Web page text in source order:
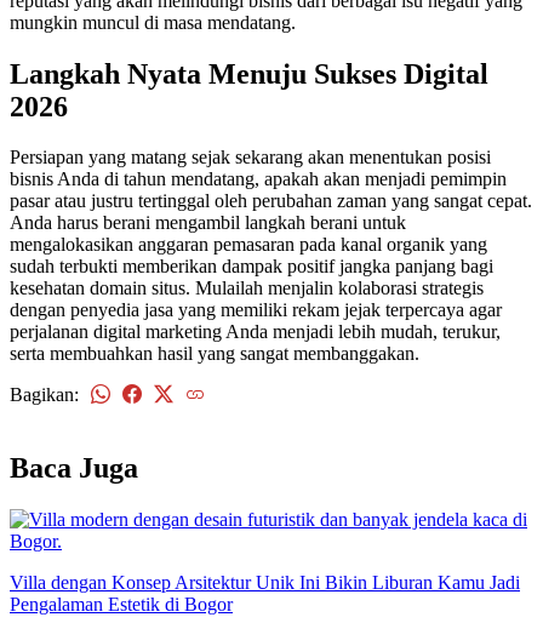
mungkin muncul di masa mendatang.
Langkah Nyata Menuju Sukses Digital
2026
Persiapan yang matang sejak sekarang akan menentukan posisi
bisnis Anda di tahun mendatang, apakah akan menjadi pemimpin
pasar atau justru tertinggal oleh perubahan zaman yang sangat cepat.
Anda harus berani mengambil langkah berani untuk
mengalokasikan anggaran pemasaran pada kanal organik yang
sudah terbukti memberikan dampak positif jangka panjang bagi
kesehatan domain situs. Mulailah menjalin kolaborasi strategis
dengan penyedia jasa yang memiliki rekam jejak terpercaya agar
perjalanan digital marketing Anda menjadi lebih mudah, terukur,
serta membuahkan hasil yang sangat membanggakan.
Bagikan:
Baca Juga
Villa dengan Konsep Arsitektur Unik Ini Bikin Liburan Kamu Jadi
Pengalaman Estetik di Bogor